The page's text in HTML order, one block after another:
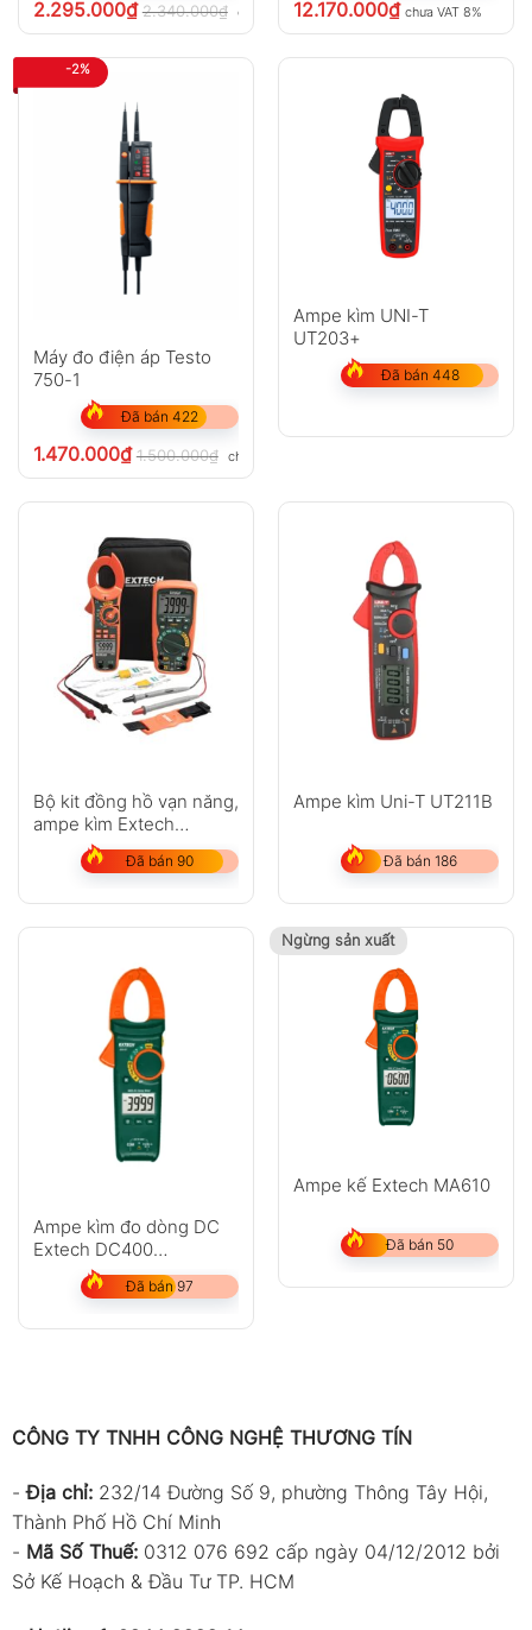
2.295.000₫ 2.340.000₫ chưa VAT 8%12.170.000₫ chưa VAT 8%
-2%
Máy đo điện áp Testo
750-1
Đã bán 422
1.470.000₫ 1.500.000₫ chưa VAT 8%
Ampe kìm UNI-T
UT203+
Đã bán 448
Bộ kit đồng hồ vạn năng,
ampe kìm Extech
MA620-K
Đã bán 90
Ampe kìm Uni-T UT211B
Đã bán 186
Ampe kìm đo dòng DC
Extech DC400
(40/400A)
Đã bán 97
Ngừng sản xuất
Ampe kế Extech MA610
Đã bán 50
CÔNG TY TNHH CÔNG NGHỆ THƯƠNG TÍN
-Địa chỉ: 232/14 Đường Số 9, phường Thông Tây Hội,
Thành Phố Hồ Chí Minh
- Mã Số Thuế: 0312 076 692 cấp ngày 04/12/2012 bởi
Sở Kế Hoạch & Đầu Tư TP. HCM